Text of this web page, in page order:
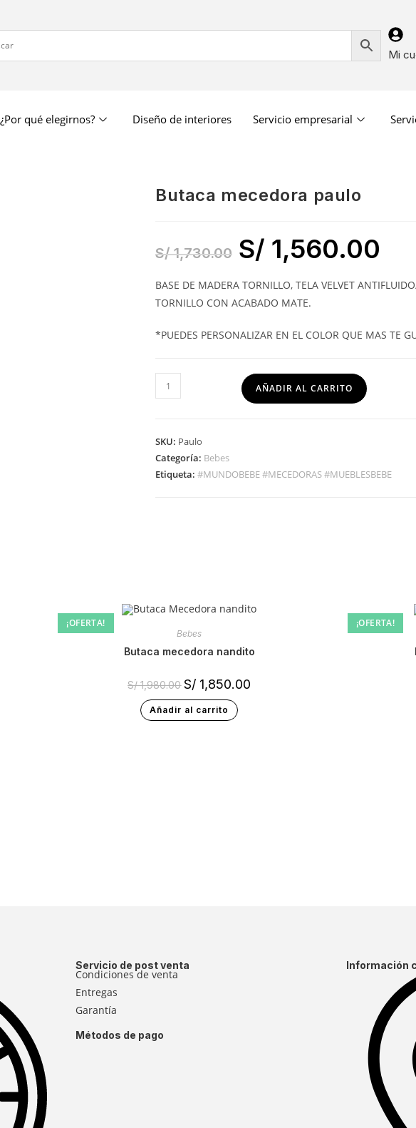
Mi
¿Por qué elegirnos? Diseño de interiores Servicio empresarial
butaca mecedora paulo
S/1,730.00 S/ 1,560.00
BASE DE MADERA TORNILLO, TELA VELVET
TORNILLO CON ACABADO MATE.
*PUEDES PERSONALIZAR EN EL COLOR QUE MAS TE
AÑADIR AL CARRITO
SKU: Paulo
Categoría: Bebes
Etiqueta: #MUNDOBEBE #MECEDORAS #MUEBLESBEBE
¡OFERTA!
Bebes
butaca mecedora nandito
S/1,980.00 S/ 1,850.00
Añadir al carrito
¡OFERTA!
Servicio de post venta
Condiciones de venta
Entregas
Garantía
Métodos de pago
Información